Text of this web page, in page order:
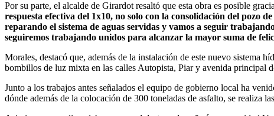
Por su parte, el alcalde de Girardot resaltó que esta obra es posible
respuesta efectiva del 1x10, no solo con la consolidación del pozo
reparando el sistema de aguas servidas y vamos a seguir
seguiremos trabajando unidos para alcanzar la mayor suma de
Morales, destacó que, además de la instalación de este nuevo
bombillos de luz mixta en las calles Autopista, Piar y avenida principal
Junto a los trabajos antes señalados el equipo de gobierno local ha
dónde además de la colocación de 300 toneladas de asfalto, se realiza